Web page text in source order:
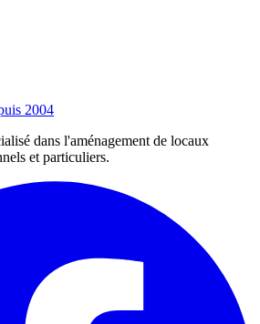
2004
dans l'aménagement de locaux
et particuliers.